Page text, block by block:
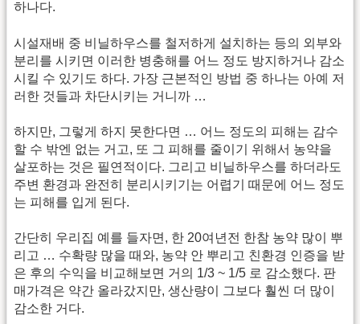
하나다.
시설재배 중 비닐하우스를 철저하게 설치하는 등의 외부와
분리를 시키면 이러한 병충해를 어느 정도 방지하거나 감소
시킬 수 있기도 하다. 가장 근본적인 방법 중 하나는 아예 저
러한 것들과 차단시키는 거니까 …
하지만, 그렇게 하지 못한다면 … 어느 정도의 피해는 감수
할 수 밖엔 없는 거고, 또 그 피해를 줄이기 위해서 농약을
살포하는 것은 필연적이다. 그리고 비닐하우스를 하더라도
주변 환경과 완전히 분리시키기는 어렵기 때문에 어느 정도
는 피해를 입게 된다.
간단히 우리집 예를 들자면, 한 20여년전 한참 농약 많이 뿌
리고 … 수확량 많을 때와, 농약 안 뿌리고 친환경 인증을 받
은 후의 수익을 비교해보면 거의 1/3 ~ 1/5 로 감소했다. 판
매가격은 약간 올라갔지만, 생산량이 그보다 훨씬 더 많이
감소한 거다.